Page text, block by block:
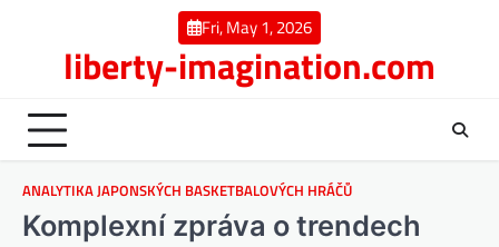
Fri, May 1, 2026
liberty-imagination.com
ANALYTIKA JAPONSKÝCH BASKETBALOVÝCH HRÁČŮ
Komplexní zpráva o trendech